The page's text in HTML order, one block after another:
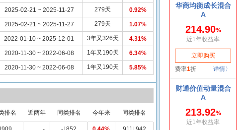
2025-02-21 ~ 2025-11-27 279天 0.92%
2025-02-21 ~ 2025-11-27 279天 1.07%
2022-01-10 ~ 2025-12-01 3年又326天 4.31%
2020-11-30 ~ 2022-06-08 1年又190天 6.34%
2020-11-30 ~ 2022-06-08 1年又190天 5.85%
排名 近两年 同类排名 今年来 同类排名